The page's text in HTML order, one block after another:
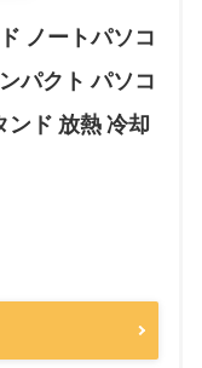
ノートパソコ
パクト パソコ
ド 放熱 冷却